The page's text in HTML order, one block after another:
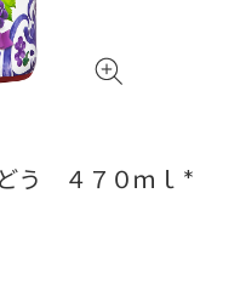
う ４７０ｍｌ *